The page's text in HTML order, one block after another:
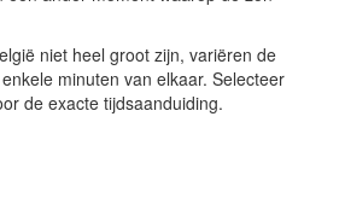
niet heel groot zijn, variëren de
minuten van elkaar. Selecteer
de exacte tijdsaanduiding.